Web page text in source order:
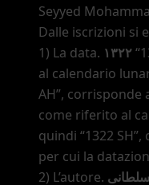
Seyyed
Dalle iscrizioni si
1) La data. ۱۳۲۲
al calendario
AH”, corrisponde
come riferito al
quindi “1322 SH”,
per cui la
2) L’autore.